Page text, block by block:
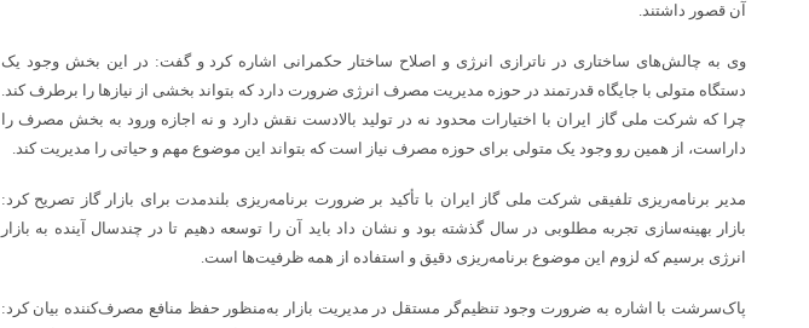
آن قصور داشتند.
وی به چالش‌های ساختاری در ناترازی انرژی و اصلاح ساختار حکمرانی اشاره کرد و گفت: در این بخش وجود یک
دستگاه متولی با جایگاه قدرتمند در حوزه مدیریت مصرف انرژی ضرورت دارد که بتواند بخشی از نیازها را برطرف کند.
چرا که شرکت ملی گاز ایران با اختیارات محدود نه در تولید بالادست نقش دارد و نه اجازه ورود به بخش مصرف را
داراست، از همین رو وجود یک متولی برای حوزه مصرف نیاز است که بتواند این موضوع مهم و حیاتی را مدیریت کند.
مدیر برنامه‌ریزی تلفیقی شرکت ملی گاز ایران با تأکید بر ضرورت برنامه‌ریزی بلندمدت برای بازار گاز تصریح کرد:
بازار بهینه‌سازی تجربه مطلوبی در سال گذشته بود و نشان داد باید آن را توسعه دهیم تا در چندسال آینده به بازار
انرژی برسیم که لزوم این موضوع برنامه‌ریزی دقیق و استفاده از همه ظرفیت‌ها است.
پاک‌سرشت با اشاره به ضرورت وجود تنظیم‌گر مستقل در مدیریت بازار به‌منظور حفظ منافع مصرف‌کننده بیان کرد: